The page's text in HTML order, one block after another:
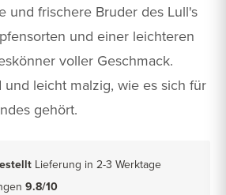
und frischere Bruder des Lull's
und einer leichteren
voller Geschmack.
und leicht malzig, wie es sich für
gehört.
Lieferung in 2-3 Werktage
9.8/10